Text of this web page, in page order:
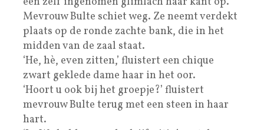
Mevrouw Bulte schiet weg. Ze neemt verdekt
plaats op de ronde zachte bank, die in het
midden van de zaal staat.
‘He, hè, even zitten,’ fluistert een chique
zwart geklede dame haar in het oor.
‘Hoort u ook bij het groepje?’ fluistert
mevrouw Bulte terug met een steen in haar
hart.